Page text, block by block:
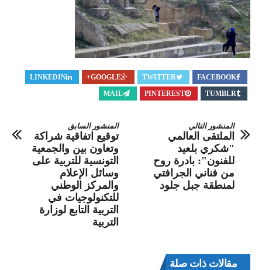
FACEBOOK
TWITTER
GOOGLE+
LINKEDIN
TUMBLR
PINTEREST
MAIL
المنشور السابق
توقيع اتفاقية شراكة
وتعاون بين والجمعية
التونسية للتربية على
وسائل الإعلام
والمركز الوطني
للتكنولوجيات في
التربية التابع لوزارة
التربية
المنشور التالي
الملتقى العالمي
"شكري بلعيد
للفنون": بادرة روح
من فناني الجرافتي
لمنطقة جبل جلود
مقالات ذات صلة